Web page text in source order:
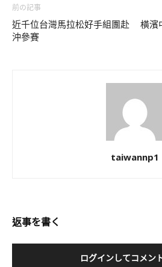
前の記事
近千位台灣馬拉松好手組團赴
沖參賽
橫濱
taiwannp1
返事を書く
ログインしてコメン